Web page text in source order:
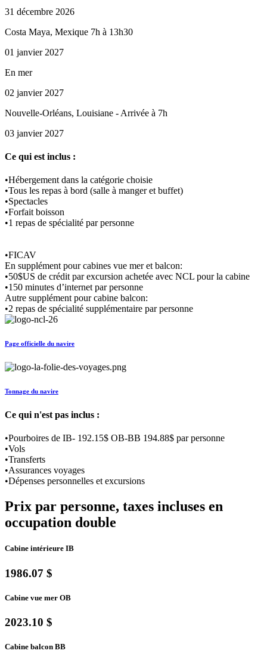
31 décembre 2026
Costa Maya, Mexique 7h à 13h30
01 janvier 2027
En mer
02 janvier 2027
Nouvelle-Orléans, Louisiane - Arrivée à 7h
03 janvier 2027
Ce qui est inclus :
•Hébergement dans la catégorie choisie
•Tous les repas à bord (salle à manger et buffet)
•Spectacles
•Forfait boisson
•1 repas de spécialité par personne
•FICAV
En supplément pour cabines vue mer et balcon:
•50$US de crédit par excursion achetée avec NCL pour la cabine
•150 minutes d’internet par personne
Autre supplément pour cabine balcon:
•2 repas de spécialité supplémentaire par personne
Page officielle du navire
Tonnage du navire
Ce qui n'est pas inclus :
•Pourboires de IB- 192.15$ OB-BB 194.88$ par personne
•Vols
•Transferts
•Assurances voyages
•Dépenses personnelles et excursions
Prix par personne, taxes incluses en
occupation double
Cabine intérieure IB
1986.07 $
Cabine vue mer OB
2023.10 $
Cabine balcon BB